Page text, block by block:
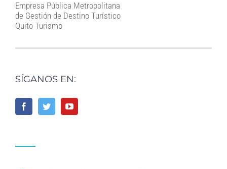
Empresa Pública Metropolitana
de Gestión de Destino Turístico
Quito Turismo
SÍGANOS EN: